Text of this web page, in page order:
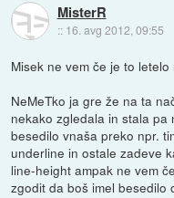
MisterR
:: 16. avg 2012, 09:55
Misek ne vem če je to
NeMeTko ja gre že na ta
nekako zgledala in stala pa
besedilo vnaša preko npr.
underline in ostale zadeve
line-height ampak ne vem
zgodit da boš imel besedilo